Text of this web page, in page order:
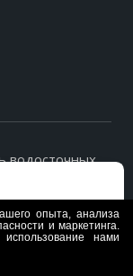
водосточных
с политикой
Cookie
опыта, анализа
и маркетинга.
нами